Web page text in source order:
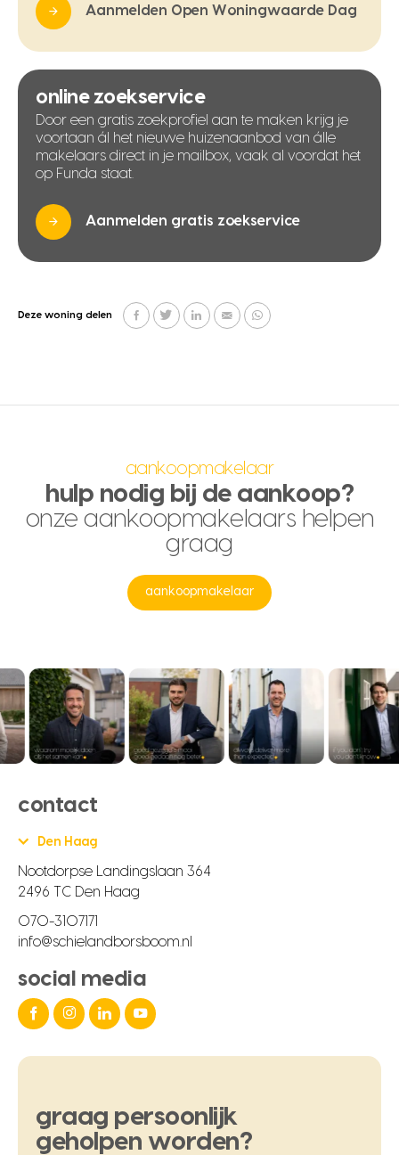
Aanmelden Open Woningwaarde Dag
online zoekservice
Door een gratis zoekprofiel aan te maken krijg je
voortaan ál het nieuwe huizenaanbod van álle
makelaars direct in je mailbox, vaak al voordat het
op Funda staat.
Aanmelden gratis zoekservice
Deze woning delen
aankoopmakelaar
hulp nodig bij de aankoop?
onze aankoopmakelaars helpen
graag
aankoopmakelaar
contact
Den Haag
Nootdorpse Landingslaan 364
2496 TC Den Haag
070-3107171
info@schielandborsboom.nl
social media
graag persoonlijk
geholpen worden?